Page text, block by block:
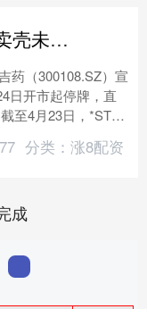
飞乐乐 多次卖壳未遂的*ST吉药将退市 还有多家公司在摘牌路上
药（300108.SZ）宣
日开市起停牌，直
至4月23日，*ST吉
日股票收盘价均....
分类： 涨8配资
成